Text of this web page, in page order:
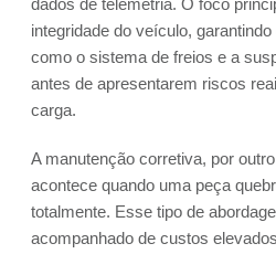
dados de telemetria. O foco
integridade do veículo,
como o sistema de freios e a
antes de apresentarem riscos
carga.
A manutenção corretiva, por
acontece quando uma peça
totalmente. Esse tipo de
acompanhado de custos